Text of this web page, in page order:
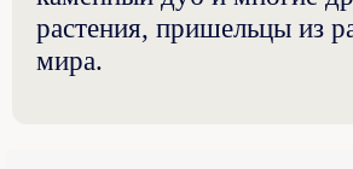
растения, пришельцы из
мира.